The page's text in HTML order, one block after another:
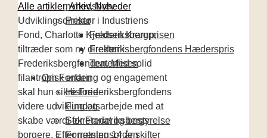
nyhedsbrev
Priser
Frederiksbergprisen
Frederiksbergfondens Hæderspris
Teaterflisen
Om Fonden
Historie
Fundats
Sekretariat og bestyrelse
Forretningsorden
Alle artikler,Arkiv,Nyheder
Udviklingsdirektør i Industriens
Fond, Charlotte Kjeldsen Krarup,
tiltræder som ny direktør i
Frederiksbergfonden. Med solid
filantropisk erfaring og engagement
skal hun sikre Frederiksbergfondens
videre udvikling og arbejde med at
skabe værdi for Frederiksbergs
borgere. Efter næsten 14 år skifter